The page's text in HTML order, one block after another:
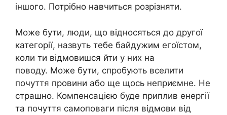
іншого. Потрібно навчиться розрізняти.
Може бути, люди, що відносяться до другої
категорії, назвуть тебе байдужим егоїстом,
коли ти відмовишся йти у них на
поводу. Може бути, спробують вселити
почуття провини або ще щось неприємне. Не
страшно. Компенсацією буде приплив енергії
та почуття самоповаги після відмови від